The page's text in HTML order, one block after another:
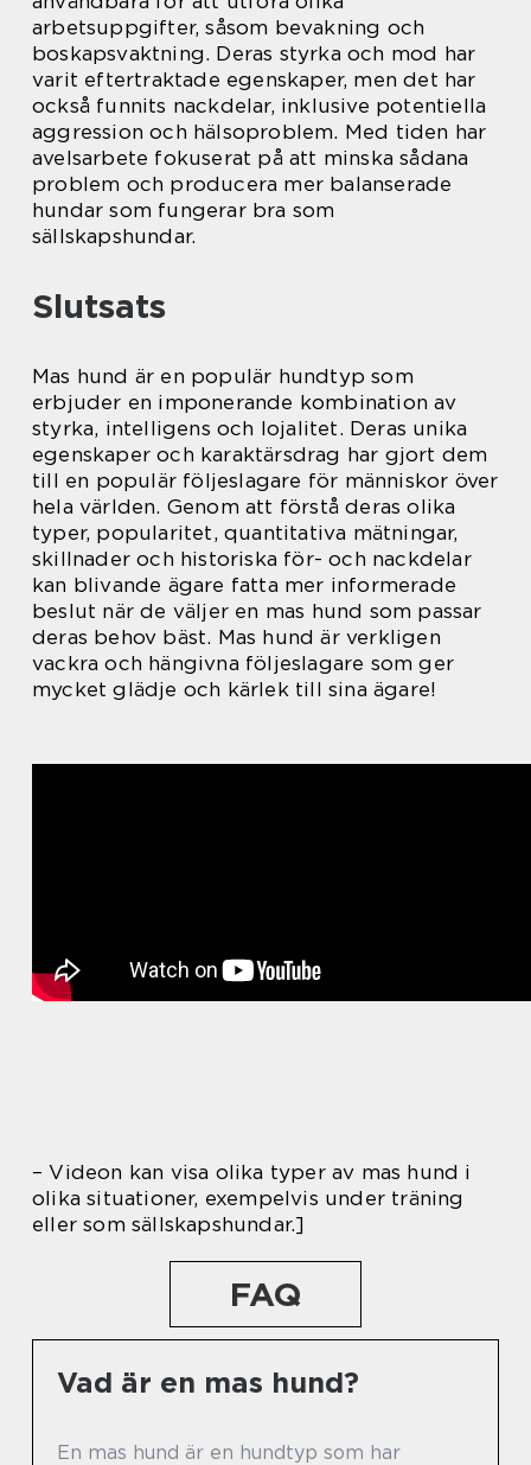
arbetsuppgifter, såsom bevakning och
boskapsvaktning. Deras styrka och mod har
varit eftertraktade egenskaper, men det har
också funnits nackdelar, inklusive potentiella
aggression och hälsoproblem. Med tiden har
avelsarbete fokuserat på att minska sådana
problem och producera mer balanserade
hundar som fungerar bra som
sällskapshundar.
Slutsats
Mas hund är en populär hundtyp som
erbjuder en imponerande kombination av
styrka, intelligens och lojalitet. Deras unika
egenskaper och karaktärsdrag har gjort dem
till en populär följeslagare för människor över
hela världen. Genom att förstå deras olika
typer, popularitet, quantitativa mätningar,
skillnader och historiska för- och nackdelar
kan blivande ägare fatta mer informerade
beslut när de väljer en mas hund som passar
deras behov bäst. Mas hund är verkligen
vackra och hängivna följeslagare som ger
mycket glädje och kärlek till sina ägare!
– Videon kan visa olika typer av mas hund i
olika situationer, exempelvis under träning
eller som sällskapshundar.]
FAQ
Vad är en mas hund?
En mas hund är en hundtyp som har